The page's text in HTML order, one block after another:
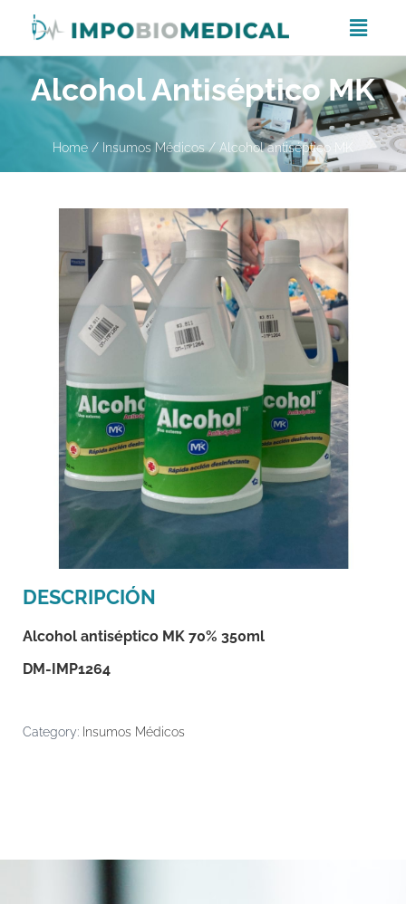
Alcohol Antiséptico MK
Home / Insumos Médicos / Alcohol antiséptico MK
DESCRIPCIÓN
Alcohol antiséptico MK 70% 350ml
DM-IMP1264
Category: Insumos Médicos